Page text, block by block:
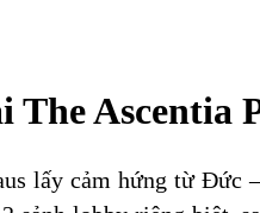
Ascentia
lấy cảm hứng từ Đức